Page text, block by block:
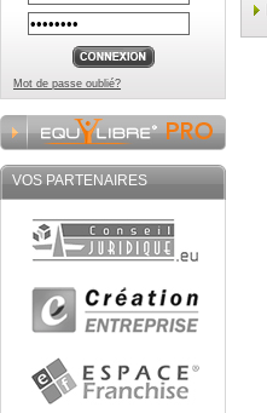
Mot de passe oublié?
VOS PARTENAIRES